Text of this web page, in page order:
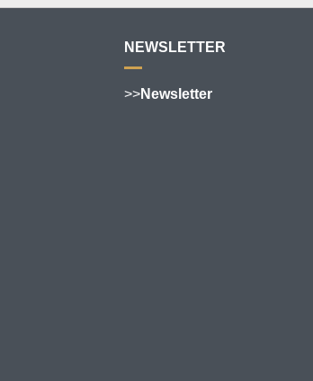
NEWSLETTER
>>Newsletter